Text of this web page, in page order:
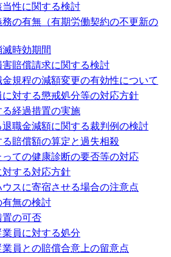
性に関する検討
の有無（有期労働契約の不更新の
時効期間
賠償請求に関する検討
規程の減額変更の有効性について
対する懲戒処分等の対応方針
経過措置の実施
職金減額に関する裁判例の検討
賠償額の算定と過失相殺
ての健康診断の要否等の対応
する対応方針
スに寄宿させる場合の注意点
無の検討
置の可否
員に対する処分
員との賠償合意上の留意点